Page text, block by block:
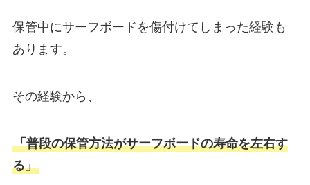
保管中にサーフボードを傷付けてしまった経験も
あります。
その経験から、
「普段の保管方法がサーフボードの寿命を左右す
る」